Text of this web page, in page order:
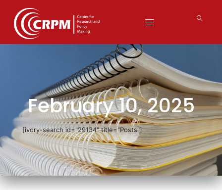
February 10, 2025
[ivory-search id="29134" title="Posts"]